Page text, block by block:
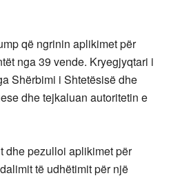
që ngrinin aplikimet për
nga 39 vende. Kryegjyqtari i
Shërbimi i Shtetësisë dhe
dhe tejkaluan autoritetin e
dhe pezulloi aplikimet për
të udhëtimit për një